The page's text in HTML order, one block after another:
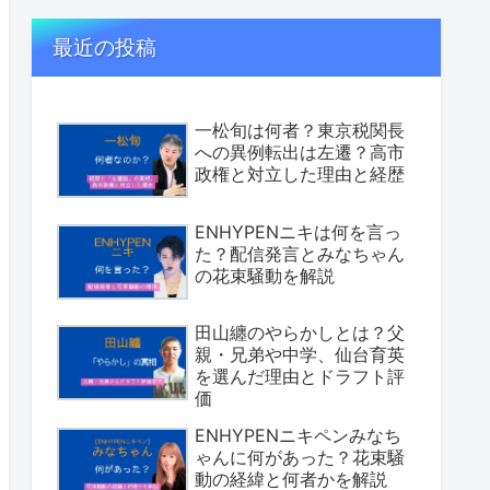
最近の投稿
一松旬は何者？東京税関長
への異例転出は左遷？高市
政権と対立した理由と経歴
ENHYPENニキは何を言っ
た？配信発言とみなちゃん
の花束騒動を解説
田山纏のやらかしとは？父
親・兄弟や中学、仙台育英
を選んだ理由とドラフト評
価
ENHYPENニキペンみなち
ゃんに何があった？花束騒
動の経緯と何者かを解説